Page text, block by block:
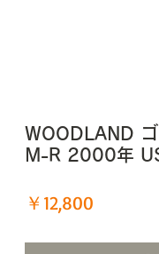
WOODLAND
M-R 2000年
￥12,800